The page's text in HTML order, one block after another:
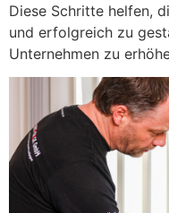
Diese Schritte helfen,
und erfolgreich zu
Unternehmen zu